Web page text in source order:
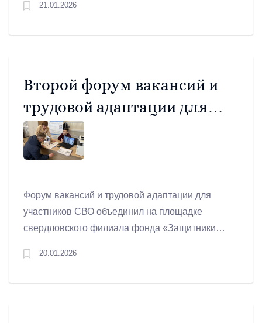
региона Денис Паслер в своих социальных
21.01.2026
Второй форум вакансий и
трудовой адаптации для
ветеранов СВО прошёл в
Свердловской области
Форум вакансий и трудовой адаптации для
участников СВО объединил на площадке
свердловского филиала фонда «Защитники
военной операции и членов их семей.
20.01.2026